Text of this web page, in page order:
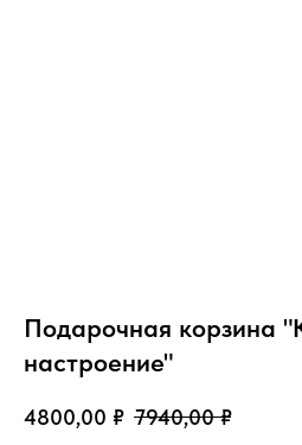
Подарочная корзина
настроение"
4800,00 ₽ 7940,00 ₽